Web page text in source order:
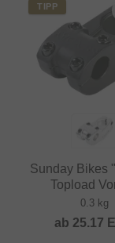
TIPP
Sunday Bikes
Topload
0.3 kg
ab 25.17